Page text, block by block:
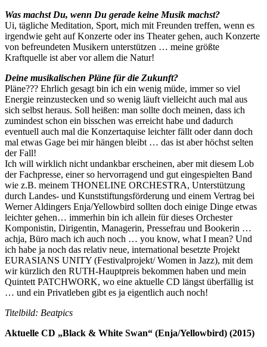
Was machst Du, wenn Du gerade keine Musik machst?
Ui, tägliche Meditation, Sport, mich mit Freunden treffen, wenn es
irgendwie geht auf Konzerte oder ins Theater gehen, auch Konzerte
von befreundeten Musikern unterstützen … meine größte
Kraftquelle ist aber vor allem die Natur!
Deine musikalischen Pläne für die Zukunft?
Pläne??? Ehrlich gesagt bin ich ein wenig müde, immer so viel
Energie reinzustecken und so wenig läuft vielleicht auch mal aus
sich selbst heraus. Soll heißen: man sollte doch meinen, dass ich
zumindest schon ein bisschen was erreicht habe und dadurch
eventuell auch mal die Konzertaquise leichter fällt oder dann doch
mal etwas Gage bei mir hängen bleibt … das ist aber höchst selten
der Fall!
Ich will wirklich nicht undankbar erscheinen, aber mit diesem Lob
der Fachpresse, einer so hervorragend und gut eingespielten Band
wie z.B. meinem THONELINE ORCHESTRA, Unterstützung
durch Landes- und Kunststiftungsförderung und einem Vertrag bei
Werner Aldingers Enja/Yellowbird sollten doch einige Dinge etwas
leichter gehen… immerhin bin ich allein für dieses Orchester
Komponistin, Dirigentin, Managerin, Pressefrau und Bookerin …
achja, Büro mach ich auch noch … you know, what I mean? Und
ich habe ja noch das relativ neue, international besetzte Projekt
EURASIANS UNITY (Festivalprojekt/ Women in Jazz), mit dem
wir kürzlich den RUTH-Hauptpreis bekommen haben und mein
Quintett PATCHWORK, wo eine aktuelle CD längst überfällig ist
… und ein Privatleben gibt es ja eigentlich auch noch!
Titelbild: Beatpics
Aktuelle CD „Black & White Swan“ (Enja/Yellowbird) (2015)